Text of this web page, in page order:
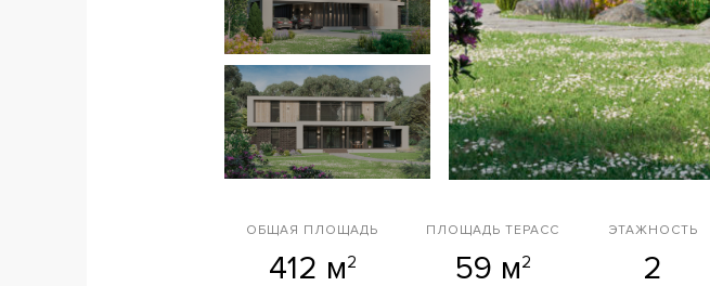
ОБЩАЯ ПЛОЩАДЬ
412 м2
ПЛОЩАДЬ ТЕРАСС
59 м2
ЭТАЖНОСТЬ
2